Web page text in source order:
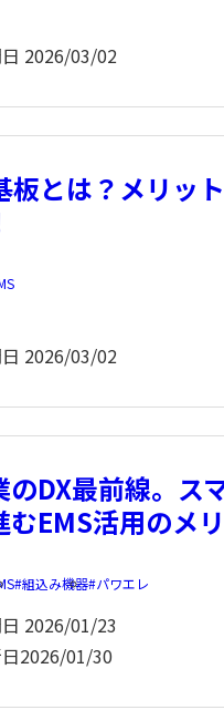
2026/03/02
板とは？メリッ
2026/03/02
のDX最前線。ス
むEMS活用のメ
組込み機器 パワエレ
2026/01/23
2026/01/30